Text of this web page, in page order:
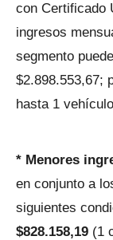
con Certificado
ingresos
segmento
$2.898.553,67;
hasta 1
* Menores
en conjunto a
siguientes
$828.158,19 (1